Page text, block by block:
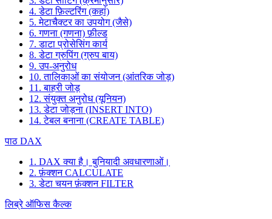
4. डेटा फ़िल्टरिंग (कहां)
5. मेटाचैक्टर का उपयोग (जैसे)
6. गणना (गणना) फ़ील्ड
7. डाटा प्रोसेसिंग कार्य
8. डेटा ग्रुपिंग (ग्रुप बाय)
9. उप-अनुरोध
10. तालिकाओं का संयोजन (आंतरिक जोड़)
11. बाहरी जोड़
12. संयुक्त अनुरोध (यूनियन)
13. डेटा जोड़ना (INSERT INTO)
14. टेबल बनाना (CREATE TABLE)
पाठ DAX
1. DAX क्या है। बुनियादी अवधारणाओं।
2. फ़ंक्शन CALCULATE
3. डेटा चयन फ़ंक्शन FILTER
लिब्रे ऑफिस कैल्क